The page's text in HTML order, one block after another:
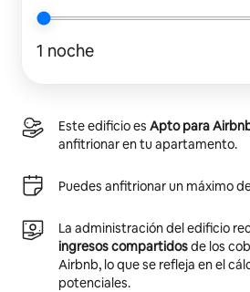
1 noche
Este edificio es Apto para
anfitrionar en tu apartamento.
Puedes anfitrionar un máximo
La administración del edificio
ingresos compartidosde los
Airbnb, lo que se refleja en el
potenciales.